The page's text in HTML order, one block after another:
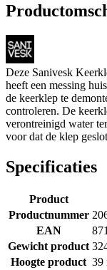
Deze Sanivesk
heeft een messing
de keerklep te
controleren. De
verontreinigd water
voor dat de klep
Specificaties
Product
Productnummer
EAN
Gewicht product
Hoogte product 39